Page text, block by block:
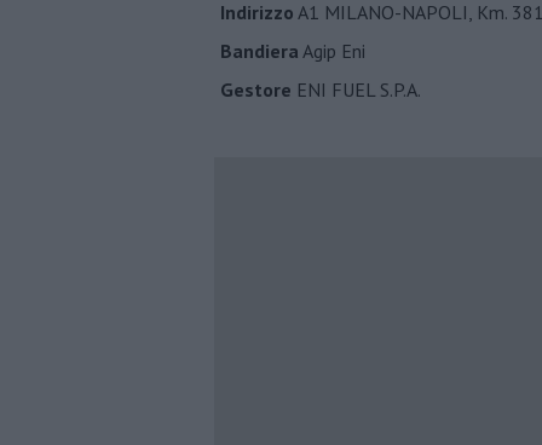
Indirizzo A1 MILANO-NAPOLI, Km.
Bandiera Agip Eni
Gestore ENI FUEL S.P.A.